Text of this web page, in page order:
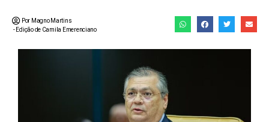
Por Magno Martins
- Edição de Camila Emerenciano